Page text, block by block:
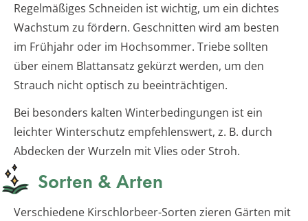
Regelmäßiges Schneiden ist wichtig, um ein dichtes
Wachstum zu fördern. Geschnitten wird am besten
im Frühjahr oder im Hochsommer. Triebe sollten
über einem Blattansatz gekürzt werden, um den
Strauch nicht optisch zu beeinträchtigen.
Bei besonders kalten Winterbedingungen ist ein
leichter Winterschutz empfehlenswert, z. B. durch
Abdecken der Wurzeln mit Vlies oder Stroh.
Sorten & Arten
Verschiedene Kirschlorbeer-Sorten zieren Gärten mit